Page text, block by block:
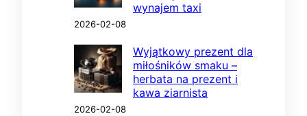
wynajem taxi
2026-02-08
Wyjątkowy prezent dla
miłośników smaku –
herbata na prezent i
kawa ziarnista
2026-02-08